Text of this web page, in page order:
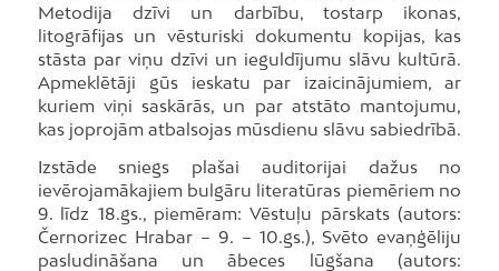
Metodija dzīvi un darbību, tostarp ikonas,
litogrāfijas un vēsturiski dokumentu kopijas, kas
stāsta par viņu dzīvi un ieguldījumu slāvu kultūrā.
Apmeklētāji gūs ieskatu par izaicinājumiem, ar
kuriem viņi saskārās, un par atstāto mantojumu,
kas joprojām atbalsojas mūsdienu slāvu sabiedrībā.
Izstāde sniegs plašai auditorijai dažus no
ievērojamākajiem bulgāru literatūras piemēriem no
9. līdz 18.gs., piemēram: Vēstuļu pārskats (autors:
Černorizec Hrabar – 9. – 10.gs.), Svēto evaņģēliju
pasludināšana un ābeces lūgšana (autors: